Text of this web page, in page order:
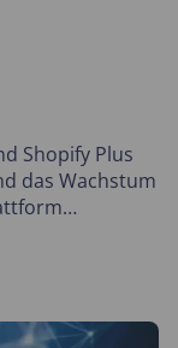
Shopify Plus
das Wachstum